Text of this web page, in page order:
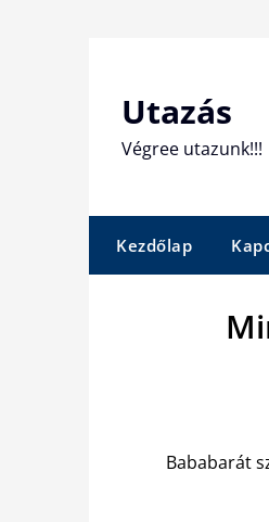
Utazás
Végree utazunk!!!
Kezdőlap
Bababarát